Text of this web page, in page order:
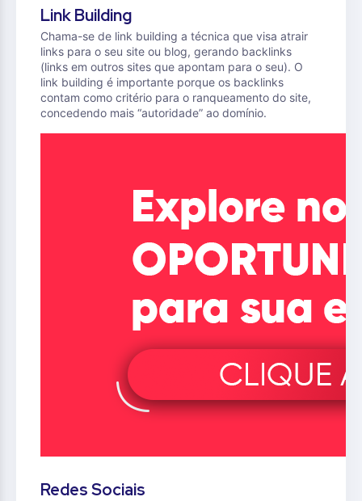
Link Building
Chama-se de link building a técnica que visa atrair
links para o seu site ou blog, gerando backlinks
(links em outros sites que apontam para o seu). O
link building é importante porque os backlinks
contam como critério para o ranqueamento do site,
concedendo mais “autoridade” ao domínio.
Redes Sociais